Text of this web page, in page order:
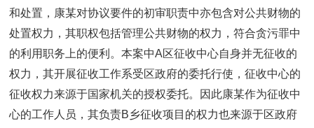
和处置，康某对协议要件的初审职责中亦包含对公共财物的
处置权力，其职权包括管理公共财物的权力，符合贪污罪中
的利用职务上的便利。本案中A区征收中心自身并无征收的
权力，其开展征收工作系受区政府的委托行使，征收中心的
征收权力来源于国家机关的授权委托。因此康某作为征收中
心的工作人员，其负责B乡征收项目的权力也来源于区政府